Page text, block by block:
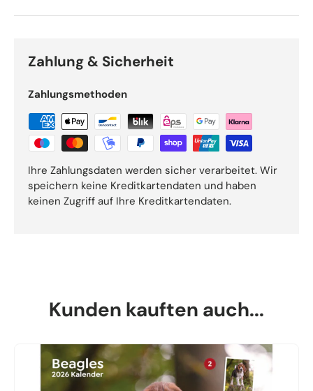
Zahlung & Sicherheit
Zahlungsmethoden
Ihre Zahlungsdaten werden sicher verarbeitet. Wir
speichern keine Kreditkartendaten und haben
keinen Zugriff auf Ihre Kreditkartendaten.
Kunden kauften auch...